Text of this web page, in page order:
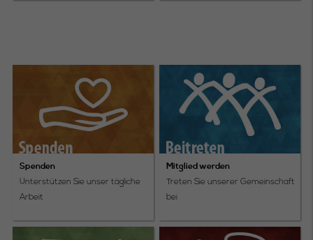
Spenden
Unterstützen Sie unser tägliche
Arbeit
Mitglied werden
Treten Sie unserer Gemeinschaft
bei